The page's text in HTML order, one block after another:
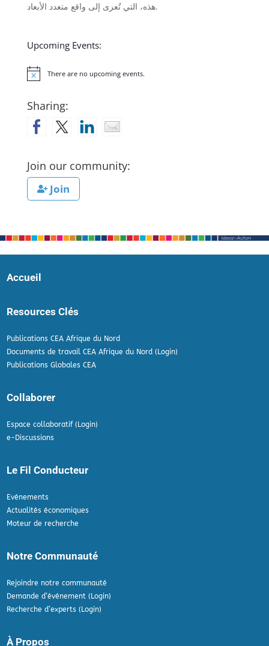
هذه، التي تُعزى إلى واقع متعدد الأبعاد.
Upcoming Events:
Notice There are no upcoming events.
Sharing:
Join our community:
Join
Accueil
Resources Clés
Publications CEA Afrique du Nord
Documents de travail CEA Afrique du Nord (Login)
Publications Globales CEA
Collaborer
Espace collaboratif (Login)
e-Discussions
Le Fil Conducteur
Evénements
Actualités économiques
Moteur de recherche
Notre Communauté
Rejoindre notre communauté
Demande d’événement (Login)
Recherche d’experts (Login)
À Propos